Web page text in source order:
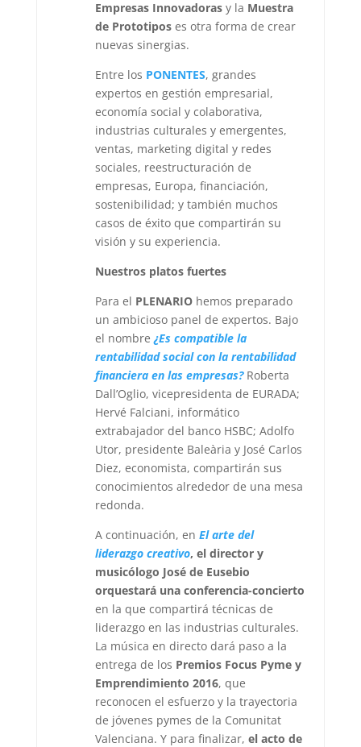
Empresas Innovadorasy la Muestra
de Prototiposes otra forma de crear
nuevas sinergias.
Entre los PONENTES, grandes
expertos en gestión empresarial,
economía social y colaborativa,
industrias culturales y emergentes,
ventas, marketing digital y redes
sociales, reestructuración de
empresas, Europa, financiación,
sostenibilidad; y también muchos
casos de éxito que compartirán su
visión y su experiencia.
Nuestros platos fuertes
Para el PLENARIO hemos preparado
un ambicioso panel de expertos. Bajo
el nombre¿Es compatible la
rentabilidad social con la rentabilidad
financiera en las empresas? Roberta
Dall’Oglio, vicepresidenta de EURADA;
Hervé Falciani, informático
extrabajador del banco HSBC; Adolfo
Utor, presidente Baleària y José Carlos
Diez, economista, compartirán sus
conocimientos alrededor de una mesa
redonda.
A continuación, en El arte del
liderazgo creativo, el director y
musicólogo José de Eusebio
orquestará una conferencia-concierto
en la que compartirá técnicas de
liderazgo en las industrias culturales.
La música en directo dará paso a la
entrega de los Premios Focus Pyme y
Emprendimiento 2016, que
reconocen el esfuerzo y la trayectoria
de jóvenes pymes de la Comunitat
Valenciana. Y para finalizar, el acto de